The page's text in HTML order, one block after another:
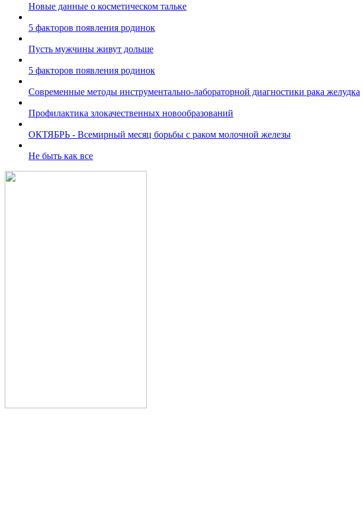
Новые данные о косметическом тальке
5 факторов появления родинок
Пусть мужчины живут дольше
5 факторов появления родинок
Современные методы инструментально-лабораторной диагностики рака желудка
Профилактика злокачественных новообразований
ОКТЯБРЬ - Всемирный месяц борьбы с раком молочной железы
Не быть как все